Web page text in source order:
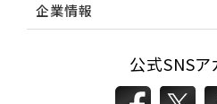
企業情報
公式SNSア